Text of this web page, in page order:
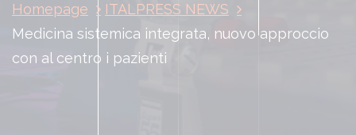
Homepage
ITALPRESS NEWS
Medicina sistemica integrata, nuovo approccio
con al centro i pazienti